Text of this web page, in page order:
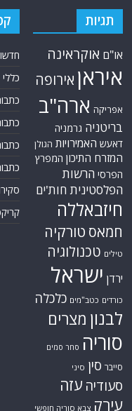
תגיות
או"ם אוקראינה
איראן אירופה
אפריקה ארה"ב
בריטניה גרמניה
דאעש האמירויות הגולן
המזרח התיכון המפרץ
הפרסי הרשות
הפלסטינית חות'ים
חיזבאללה
חמאס טורקיה
טילים טכנולוגיה
ירדן ישראל
כורדים כטב"מים כלכלה
לבנון מצרים
סוריה סחר סמים
סייבר סין סיני
סעודיה עזה
עירק צבא סוריה חופשי
כללי